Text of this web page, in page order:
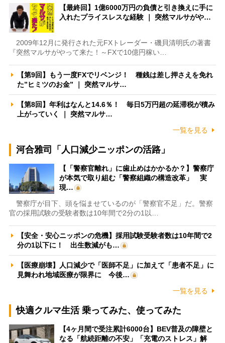
【最終回】1億6000万円の負債と引き換えに手に
入れたプライスレスな経験 ｜ 突然マルサがや…
2009年12月に発行された元FXトレーダー・磯貝清明氏の著書
『突然マルサがやって来た！～FXで10億円稼い…
【第9回】もう一度FXでリベンジ！ 種銭は差し押さえを免れ
た”ヒミツのお金” ｜ 突然マルサ…
【第8回】年利はなんと14.6％！ 毎日5万円超の延滞税が積み
上がっていく ｜ 突然マルサ…
一覧を見る
河合雅司「人口減少ニッポンの活路」
【「警察官離れ」に歯止めはかかるか？】警察庁
が本気で取り組む「警察組織の構造改革」 実
現…
警察庁が目下、頭を悩ませているのが「警察官不足」だ。警察
官の採用試験の受験者数は10年間で2分の1以…
【安全・安心ニッポンの危機】採用試験受験者数は10年間で2
分の1以下に！ 出生数減がも…
【医療崩壊】人口減少で「医師不足」に加えて「患者不足」に
見舞われ地域医療が限界に 今後…
一覧を見る
快適クルマ生活 乗ってみた、使ってみた
【4ヶ月間で受注累計6000台】BEV普及の障壁と
なる「航続距離の不安」「充電のストレス」解